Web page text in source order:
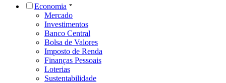
Economia
Mercado
Investimentos
Banco Central
Bolsa de Valores
Imposto de Renda
Finanças Pessoais
Loterias
Sustentabilidade